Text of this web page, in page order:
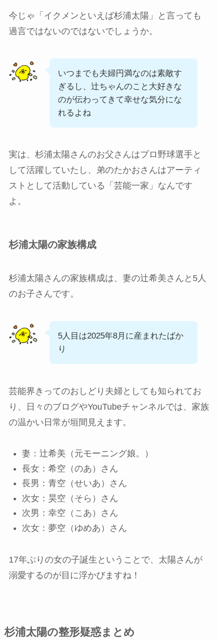
今じゃ「イクメンといえば杉浦太陽」と言っても
過言ではないのではないでしょうか。
いつまでも夫婦円満なのは素敵す
ぎるし、辻ちゃんのこと大好きな
のが伝わってきて幸せな気分にな
れるよね
実は、杉浦太陽さんのお父さんはプロ野球選手と
して活躍していたし、弟のたかおさんはアーティ
ストとして活動している「芸能一家」なんです
よ。
杉浦太陽の家族構成
杉浦太陽さんの家族構成は、妻の辻希美さんと5人
のお子さんです。
5人目は2025年8月に産まれたばか
り
芸能界きってのおしどり夫婦としても知られてお
り、日々のブログやYouTubeチャンネルでは、家族
の温かい日常が垣間見えます。
妻：辻希美（元モーニング娘。）
長女：希空（のあ）さん
長男：青空（せいあ）さん
次女：昊空（そら）さん
次男：幸空（こあ）さん
次女：夢空（ゆめあ）さん
17年ぶりの女の子誕生ということで、太陽さんが
溺愛するのが目に浮かびますね！
杉浦太陽の整形疑惑まとめ